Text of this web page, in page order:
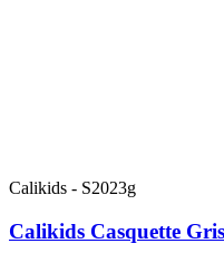
Calikids - S2023g
Calikids Casquette Gris